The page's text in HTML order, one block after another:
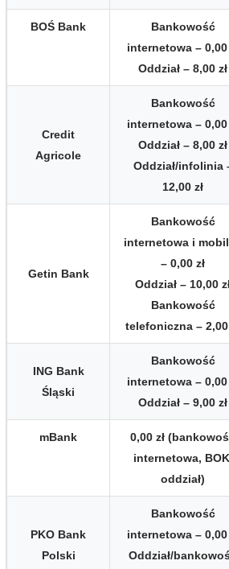
BOŚ Bank
Bankowość
internetowa – 0,00
Oddział – 8,00 zł
Credit
Agricole
Bankowość
internetowa – 0,00
Oddział – 8,00 zł
Oddział/infolinia
12,00 zł
Getin Bank
Bankowość
internetowa i
– 0,00 zł
Oddział – 10,00
Bankowość
telefoniczna – 2,00
ING Bank
Śląski
Bankowość
internetowa – 0,00
Oddział – 9,00 zł
mBank
0,00 zł
internetowa,
oddział)
PKO Bank
Polski
Bankowość
internetowa – 0,00
Oddział/